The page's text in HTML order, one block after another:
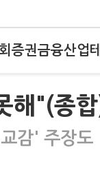
증권금융산업
해"(종
감' 주장도